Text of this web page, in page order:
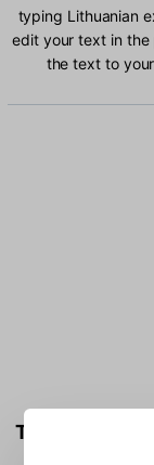
typing Lithuanian
edit your text in
the text to
Type